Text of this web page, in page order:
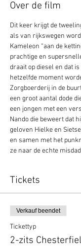
Over de film
Dit keer krijgt de
als van rijkswegen
Kameleon “aan de
prachtige en
draait op diesel en dat
hetzelfde moment
Zorgboerderij in de
een groot aantal dode
een jongen met een
Nando die beweert dat
geloven Hielke en
en samen met het
ze naar de echte
Tickets
Verkauf beendet
Tickettyp
2-zits